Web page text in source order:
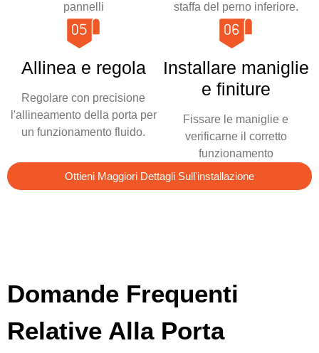
pannelli
staffa del perno inferiore.
Allinea e regola
Regolare con precisione
l'allineamento della porta per
un funzionamento fluido.
Installare maniglie
e finiture
Fissare le maniglie e
verificarne il corretto
funzionamento
Ottieni Maggiori Dettagli Sull'installazione
Domande Frequenti
Relative Alla Porta